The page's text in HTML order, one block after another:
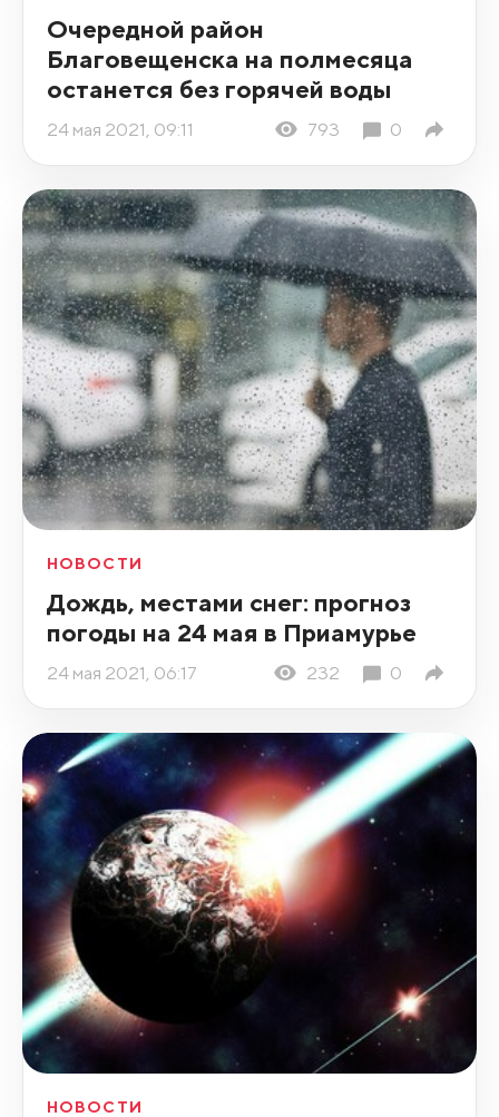
Очередной район
Благовещенска на полмесяца
останется без горячей воды
24 мая 2021, 09:11 793 0
НОВОСТИ
Дождь, местами снег: прогноз
погоды на 24 мая в Приамурье
24 мая 2021, 06:17 232 0
НОВОСТИ